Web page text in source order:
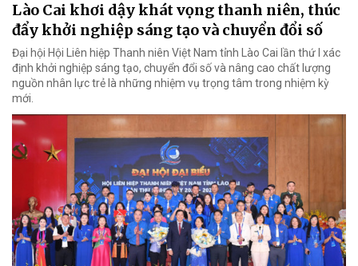
Lào Cai khơi dậy khát vọng thanh niên, thúc
đẩy khởi nghiệp sáng tạo và chuyển đổi số
Đại hội Hội Liên hiệp Thanh niên Việt Nam tỉnh Lào Cai lần thứ I xác
định khởi nghiệp sáng tạo, chuyển đổi số và nâng cao chất lượng
nguồn nhân lực trẻ là những nhiệm vụ trọng tâm trong nhiệm kỳ
mới.